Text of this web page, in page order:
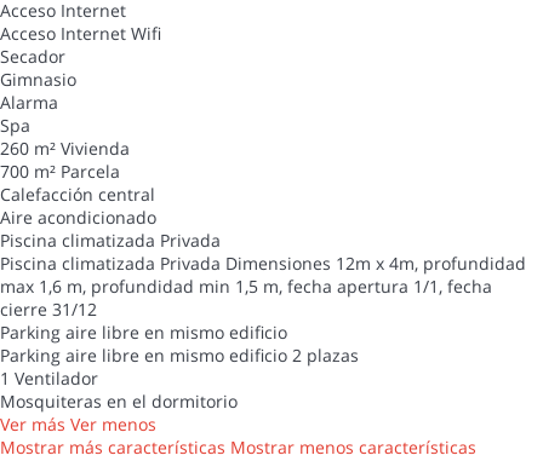
Acceso Internet
Acceso Internet Wifi
Secador
Gimnasio
Alarma
Spa
260 m² Vivienda
700 m² Parcela
Calefacción central
Aire acondicionado
Piscina climatizada Privada
Piscina climatizada Privada Dimensiones 12m x 4m, profundidad
max 1,6 m, profundidad min 1,5 m, fecha apertura 1/1, fecha
cierre 31/12
Parking aire libre en mismo edificio
Parking aire libre en mismo edificio 2 plazas
1 Ventilador
Mosquiteras en el dormitorio
Ver más Ver menos
Mostrar más características Mostrar menos características